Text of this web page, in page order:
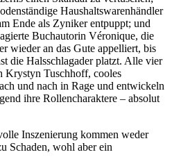
Haushaltswarenhändler
Ende als Zyniker entpuppt; und
Buchautorin Véronique, die
wieder an das Gute appelliert, bis
die Halsschlagader platzt. Alle vier
Krystyn Tuschhoff, cooles
und nach in Rage und entwickeln
ihre Rollencharaktere – absolut
Inszenierung kommen weder
Schaden, wohl aber ein